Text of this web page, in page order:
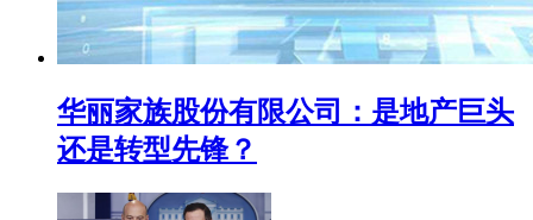
华丽家族股份有限公司：是地产巨头
还是转型先锋？